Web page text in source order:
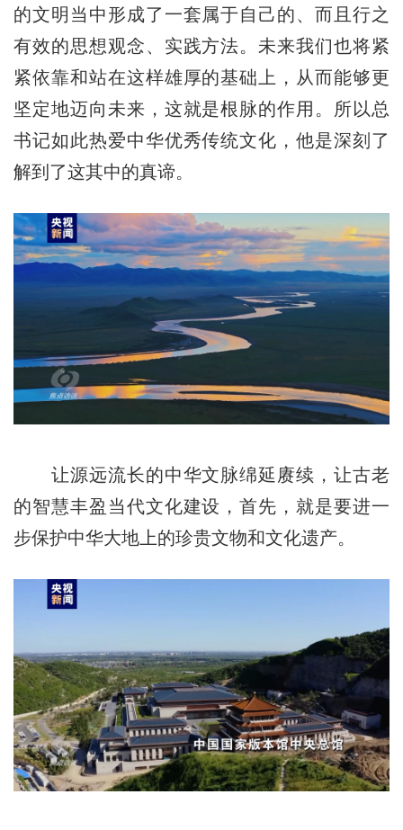
的文明当中形成了一套属于自己的、而且行之
有效的思想观念、实践方法。未来我们也将紧
紧依靠和站在这样雄厚的基础上，从而能够更
坚定地迈向未来，这就是根脉的作用。所以总
书记如此热爱中华优秀传统文化，他是深刻了
解到了这其中的真谛。
让源远流长的中华文脉绵延赓续，让古老
的智慧丰盈当代文化建设，首先，就是要进一
步保护中华大地上的珍贵文物和文化遗产。